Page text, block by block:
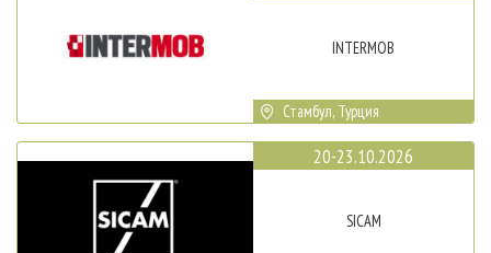
INTERMOB
Стамбул, Турция
20-23.10.2026
SICAM